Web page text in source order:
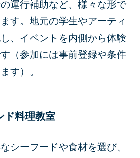
運行補助など、様々な形で
す。地元の学生やアーティ
、イベントを内側から体験
（参加には事前登録や条件
す）。
ド料理教室
シーフードや食材を選び、